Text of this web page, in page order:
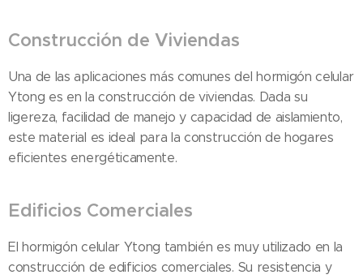
Construcción de Viviendas
Una de las aplicaciones más comunes del hormigón celular
Ytong es en la construcción de viviendas. Dada su
ligereza, facilidad de manejo y capacidad de aislamiento,
este material es ideal para la construcción de hogares
eficientes energéticamente.
Edificios Comerciales
El hormigón celular Ytong también es muy utilizado en la
construcción de edificios comerciales. Su resistencia y